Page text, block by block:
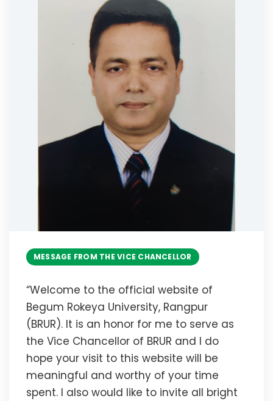
MESSAGE FROM THE VICE CHANCELLOR
“Welcome to the official website of
Begum Rokeya University, Rangpur
(BRUR). It is an honor for me to serve as
the Vice Chancellor of BRUR and I do
hope your visit to this website will be
meaningful and worthy of your time
spent. I also would like to invite all bright